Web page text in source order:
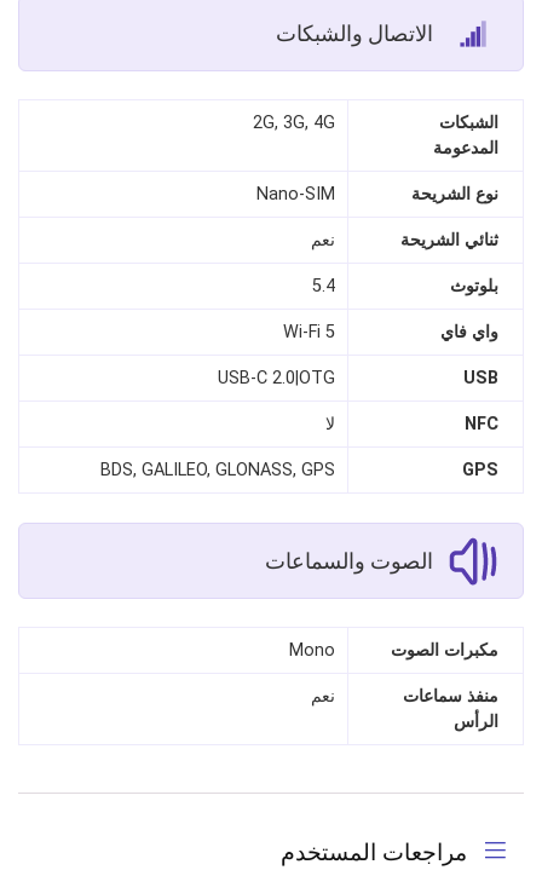
الاتصال والشبكات
الشبكات
المدعومة
2G, 3G, 4G
نوع الشريحة Nano‑SIM
ثنائي الشريحة نعم
بلوتوث 5.4
واي فاي Wi‑Fi 5
USB
USB‑C 2.0|OTG
NFC لا
GPS
BDS, GALILEO, GLONASS, GPS
الصوت والسماعات
مكبرات الصوت Mono
منفذ سماعات
الرأس
نعم
مراجعات المستخدم